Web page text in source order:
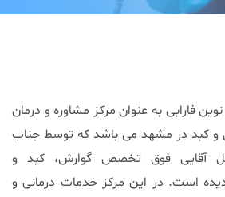
فارابی به عنوان مرکز مشاوره و درمان
و کبد در مشهد می باشد که توسط جناب
آقایی فوق تخصص گوارش، کبد و
است. در این مرکز خدمات درمانی و